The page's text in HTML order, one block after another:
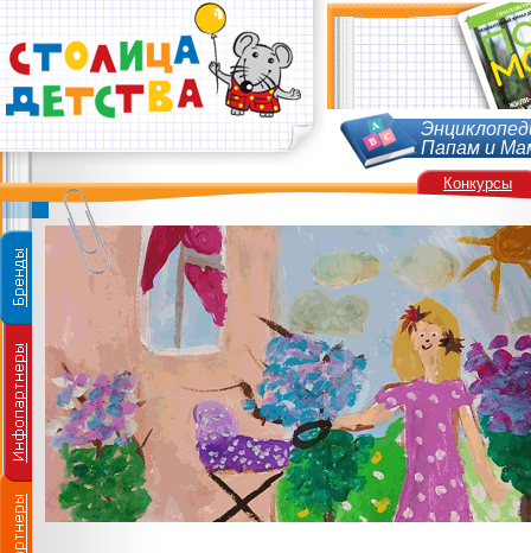
Папам и
Конкурсы